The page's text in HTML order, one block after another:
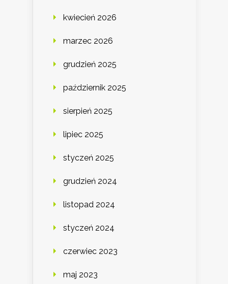
kwiecień 2026
marzec 2026
grudzień 2025
październik 2025
sierpień 2025
lipiec 2025
styczeń 2025
grudzień 2024
listopad 2024
styczeń 2024
czerwiec 2023
maj 2023